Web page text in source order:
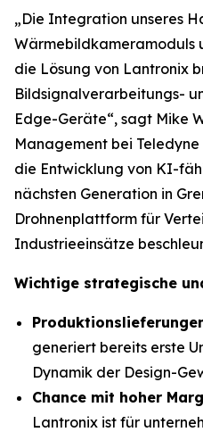
„Die Integration unseres
Wärmebildkameramoduls
die Lösung von Lantronix
Bildsignalverarbeitungs-
Edge-Geräte“, sagt Mike
Management bei Teledyne
die Entwicklung von KI-
nächsten Generation in
Drohnenplattform für
Industrieeinsätze
Wichtige strategische
generiert bereits erste
Dynamik der Design-
Chance mit hoher
Lantronix ist für